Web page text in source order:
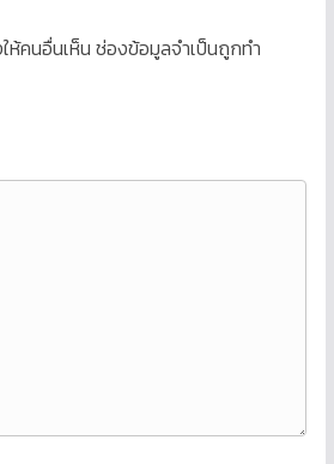
ห้คนอื่นเห็น ช่องข้อมูลจำเป็นถูกทำ